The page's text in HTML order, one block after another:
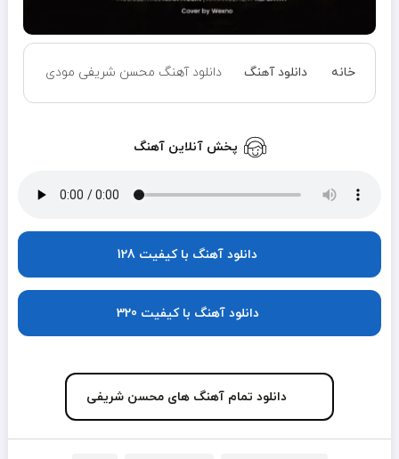
خانه دانلود آهنگ دانلود آهنگ محسن شریفی مودی
پخش آنلاین آهنگ
دانلود آهنگ با کیفیت 128
دانلود آهنگ با کیفیت 320
دانلود تمام آهنگ های محسن شریفی